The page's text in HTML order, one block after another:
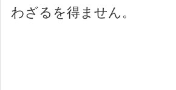
わざるを得ません。